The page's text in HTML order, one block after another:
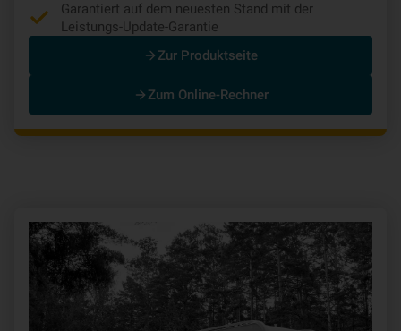
Garantiert auf dem neuesten Stand mit der
Leistungs-Update-Garantie
Zur Produktseite
Zum Online-Rechner